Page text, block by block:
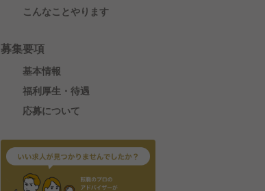
こんなことやります
募集要項
基本情報
福利厚生・待遇
応募について